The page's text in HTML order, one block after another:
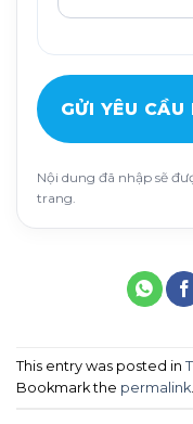
GỬI YÊU
Nội dung đã nhập sẽ
trang.
This entry was posted in
Bookmark the permalink